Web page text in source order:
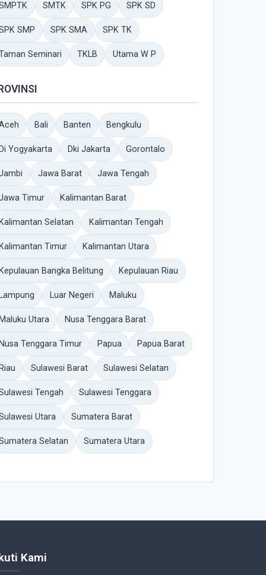
SMTK SPK PG SPK SD
SMP SPK SMA SPK TK
Seminari TKLB Utama W P
Bali Banten Bengkulu
Yogyakarta Dki Jakarta Gorontalo
Jawa Barat Jawa Tengah
Timur Kalimantan Barat
Selatan Kalimantan Tengah
Timur Kalimantan Utara
Bangka Belitung Kepulauan Riau
Luar Negeri Maluku
Utara Nusa Tenggara Barat
Tenggara Timur Papua Papua Barat
Sulawesi Barat Sulawesi Selatan
Tengah Sulawesi Tenggara
Utara Sumatera Barat
Selatan Sumatera Utara
Kami